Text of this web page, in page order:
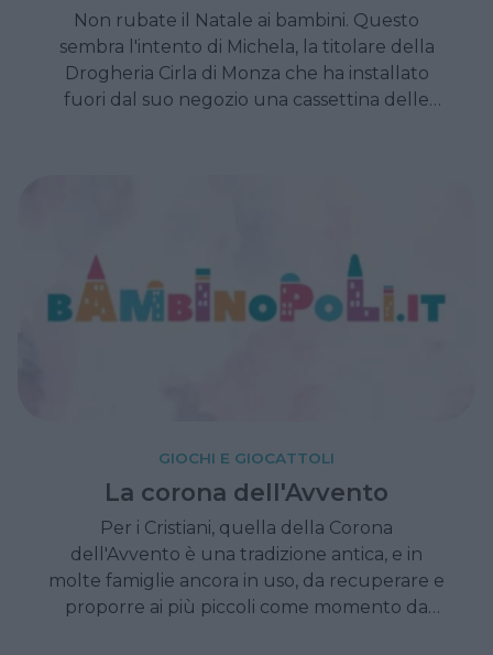
Non rubate il Natale ai bambini. Questo
sembra l'intento di Michela, la titolare della
Drogheria Cirla di Monza che ha installato
fuori dal suo negozio una cassettina delle
GIOCHI E GIOCATTOLI
La corona dell'Avvento
Per i Cristiani, quella della Corona
dell'Avvento è una tradizione antica, e in
molte famiglie ancora in uso, da recuperare e
proporre ai più piccoli come momento da